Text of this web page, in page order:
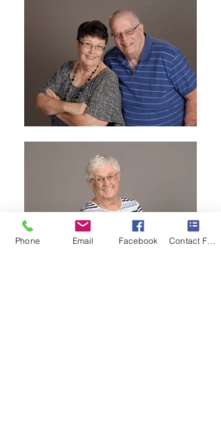
Phone Email Facebook Contact Form